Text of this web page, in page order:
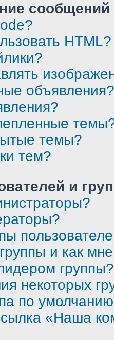
HTML?
объявления?
темы?
тем?
и
и как
группы?
некоторых
по
«Наша